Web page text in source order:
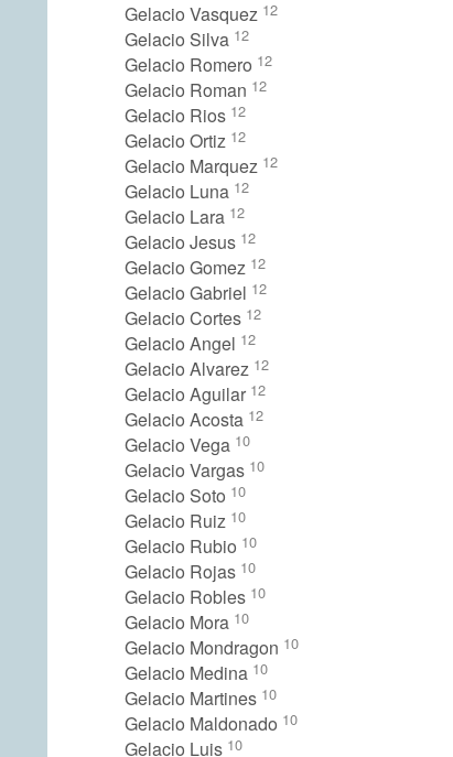
Gelacio Vasquez 12
Gelacio Silva 12
Gelacio Romero 12
Gelacio Roman 12
Gelacio Rios 12
Gelacio Ortiz 12
Gelacio Marquez 12
Gelacio Luna 12
Gelacio Lara 12
Gelacio Jesus 12
Gelacio Gomez 12
Gelacio Gabriel 12
Gelacio Cortes 12
Gelacio Angel 12
Gelacio Alvarez 12
Gelacio Aguilar 12
Gelacio Acosta 12
Gelacio Vega 10
Gelacio Vargas 10
Gelacio Soto 10
Gelacio Ruiz 10
Gelacio Rubio 10
Gelacio Rojas 10
Gelacio Robles 10
Gelacio Mora 10
Gelacio Mondragon 10
Gelacio Medina 10
Gelacio Martines 10
Gelacio Maldonado 10
Gelacio Luis 10